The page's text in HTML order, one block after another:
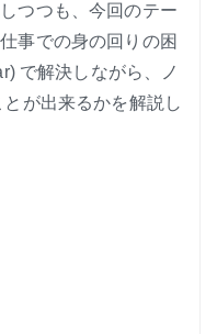
つつも、今回のテー
事での身の回りの困
で解決しながら、ノ
が出来るかを解説し